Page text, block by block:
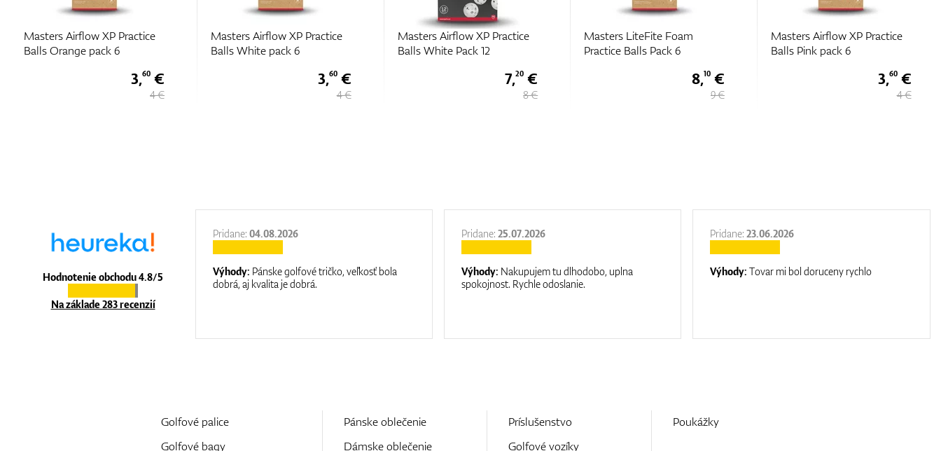
Masters Airflow XP Practice
Balls Orange pack 6
3,60 €
4 €
Masters Airflow XP Practice
Balls White pack 6
3,60 €
4 €
Masters Airflow XP Practice
Balls White Pack 12
7,20 €
8 €
Masters LiteFite Foam
Practice Balls Pack 6
8,10€
9 €
Masters Airflow XP Practice
Balls Pink pack 6
3,60 €
4 €
Hodnotenie obchodu 4.8/5
Na základe 283 recenzií
It is a great shop where they help you
Pridane:04.08.2026
Výhody: Pánske golfové tričko, veľkosť bola
dobrá, aj kvalita je dobrá.
Pridane:25.07.2026
Výhody: Nakupujem tu dlhodobo, uplna
spokojnost. Rychle odoslanie.
Pridane:23.06.2026
Výhody:Tovar mi bol doruceny rychlo
Golfové palice
Golfové bagy
Pánske oblečenie
Dámske oblečenie
Príslušenstvo
Golfové vozíky
Poukážky